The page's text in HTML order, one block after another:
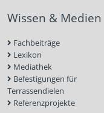
Wissen & Medien
Fachbeiträge
Lexikon
Mediathek
Befestigungen für
Terrassendielen
Referenzprojekte